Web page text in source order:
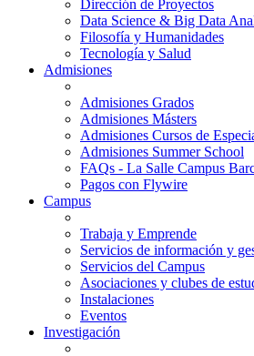
Dirección de Proyectos
Data Science & Big Data
Filosofía y Humanidades
Tecnología y Salud
Admisiones
Admisiones Grados
Admisiones Másters
Admisiones Cursos de
Admisiones Summer School
FAQs - La Salle Campus
Pagos con Flywire
Campus
Trabaja y Emprende
Servicios de información y
Servicios del Campus
Asociaciones y clubes de
Instalaciones
Eventos
Investigación